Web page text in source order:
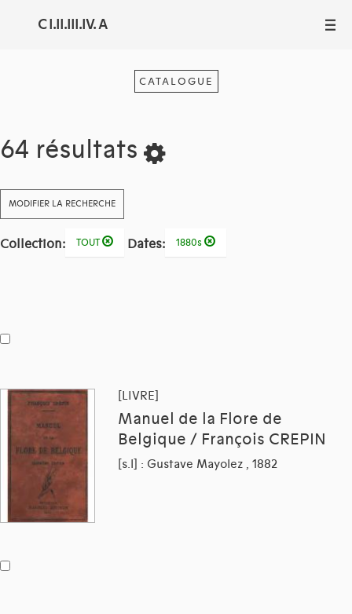
C I.II.III.IV. A III
CATALOGUE
64 résultats
MODIFIER LA RECHERCHE
Collection: TOUT Dates: 1880s
[LIVRE]
Manuel de la Flore de
Belgique / François CREPIN
[s.l] : Gustave Mayolez , 1882